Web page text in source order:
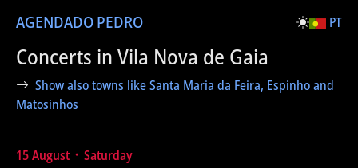
AGENDADO PEDRO PT
Concerts in Vila Nova de Gaia
Show also towns like Santa Maria da Feira, Espinho and
Matosinhos
15 August ᛫ Saturday